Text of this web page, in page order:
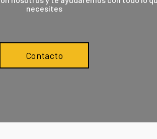
necesites
Contacto